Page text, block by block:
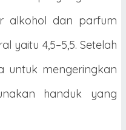
alkohol dan parfum
yaitu 4,5–5,5. Setelah
untuk mengeringkan
handuk yang